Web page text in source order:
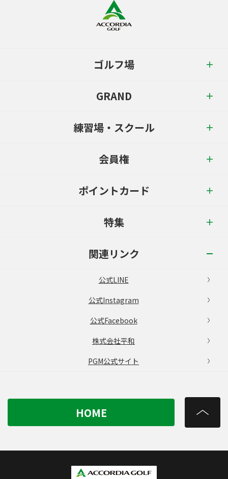
ゴルフ場
GRAND
練習場・スクール
会員権
ポイントカード
特集
関連リンク
公式LINE
公式Instagram
公式Facebook
株式会社平和
PGM公式サイト
HOME